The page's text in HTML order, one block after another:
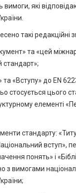
вимоги, які
такі редакційні
та «цей
стандарт»;
«Вступу» до EN
стосується цього
елементі
стандарту:
вступ»,
понять» і
з вимогами